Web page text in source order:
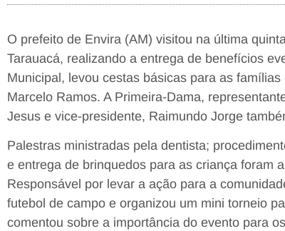
O prefeito de Envira (AM) visitou na última
Tarauacá, realizando a entrega de benefícios
Municipal, levou cestas básicas para as
Marcelo Ramos. A Primeira-Dama,
Jesus e vice-presidente, Raimundo Jorge
Palestras ministradas pela dentista;
e entrega de brinquedos para as criança foram
Responsável por levar a ação para a
futebol de campo e organizou um mini torneio
comentou sobre a importância do evento para